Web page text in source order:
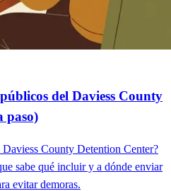
del Daviess County
paso)
County Detention Center?
sabe qué incluir y a dónde enviar
evitar demoras.